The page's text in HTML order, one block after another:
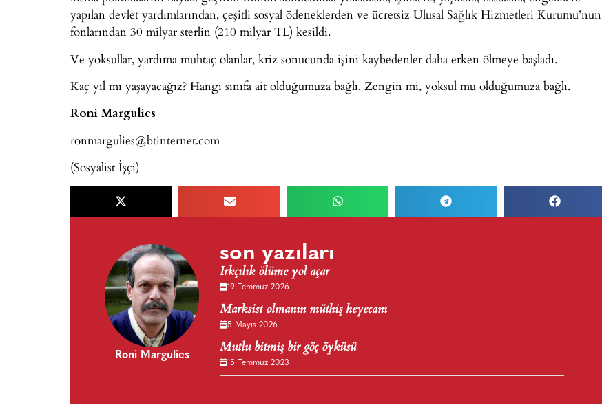
yapılan devlet yardımlarından, çeşitli sosyal ödeneklerden ve ücretsiz Ulusal Sağlık Hizmetleri Kurumu’nun
fonlarından 30 milyar sterlin (210 milyar TL) kesildi.
Ve yoksullar, yardıma muhtaç olanlar, kriz sonucunda işini kaybedenler daha erken ölmeye başladı.
Kaç yıl mı yaşayacağız? Hangi sınıfa ait olduğumuza bağlı. Zengin mi, yoksul mu olduğumuza bağlı.
Roni Margulies
ronmargulies@btinternet.com
(Sosyalist İşçi)
Roni Margulies
son yazıları
Irkçılık ölüme yol açar
19 Temmuz 2026
Marksist olmanın müthiş heyecanı
5 Mayıs 2026
Mutlu bitmiş bir göç öyküsü
15 Temmuz 2023